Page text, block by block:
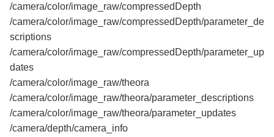
/camera/color/image_raw/compressedDepth
/camera/color/image_raw/compressedDepth/parameter_de
scriptions
/camera/color/image_raw/compressedDepth/parameter_up
dates
/camera/color/image_raw/theora
/camera/color/image_raw/theora/parameter_descriptions
/camera/color/image_raw/theora/parameter_updates
/camera/depth/camera_info